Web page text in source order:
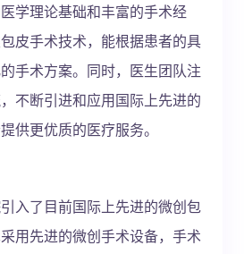
学理论基础和丰富的手术经
皮手术技术，能根据患者的具
手术方案。同时，医生团队注
不断引进和应用国际上先进的
供更优质的医疗服务。
入了目前国际上先进的微创包
用先进的微创手术设备，手术